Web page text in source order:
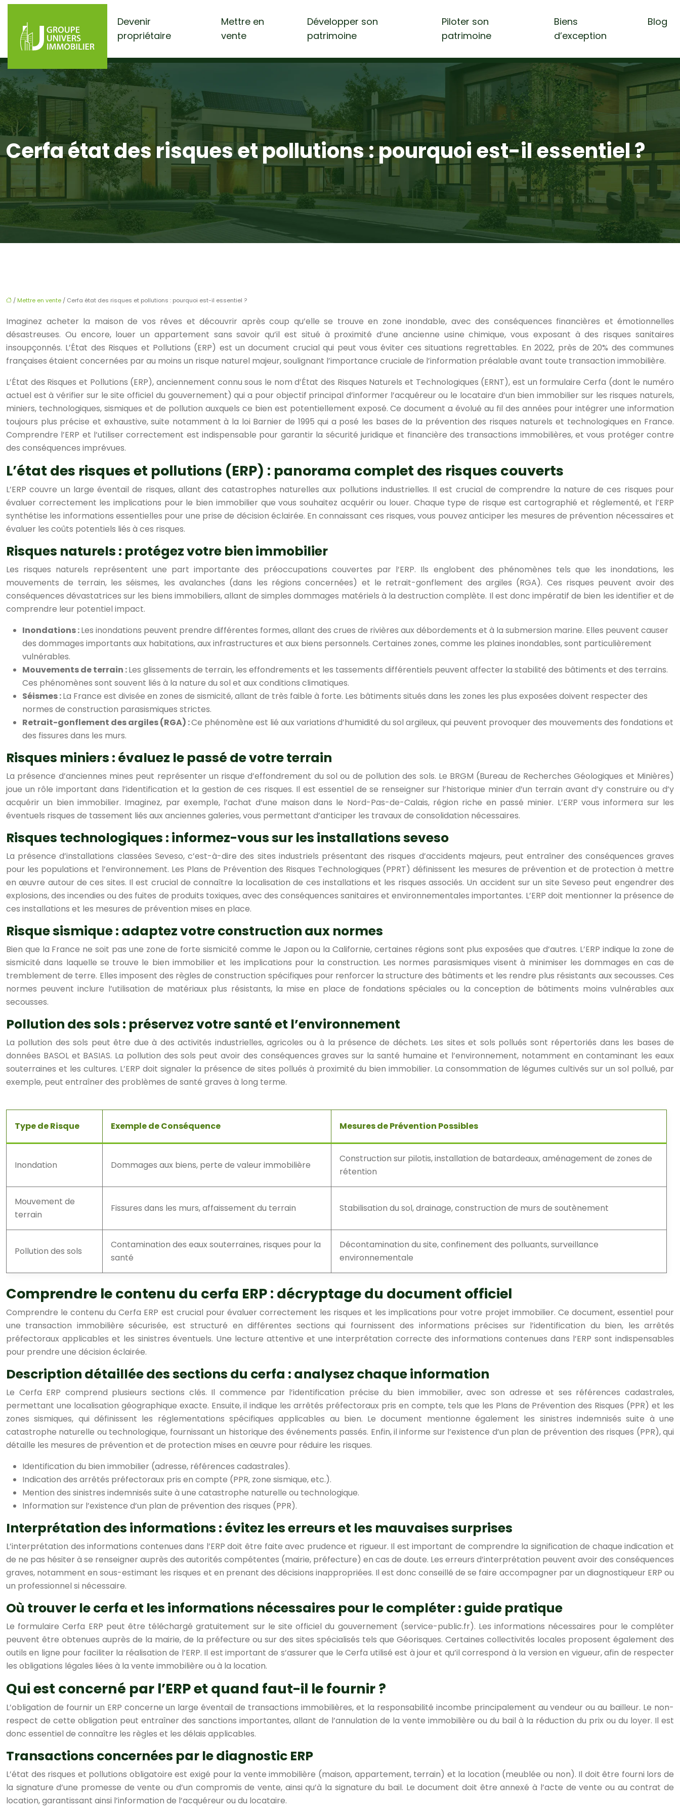
Devenir
propriétaire
Mettre en
vente
Développer son
patrimoine
Piloter son
patrimoine
Biens
d’exception
Blog
Cerfa état des risques et pollutions : pourquoi est-il essentiel ?
/ Mettre en vente / Cerfa état des risques et pollutions : pourquoi est-il essentiel ?
Imaginez acheter la maison de vos rêves et découvrir après coup qu’elle se trouve en zone inondable, avec des conséquences financières et émotionnelles
désastreuses. Ou encore, louer un appartement sans savoir qu’il est situé à proximité d’une ancienne usine chimique, vous exposant à des risques sanitaires
insoupçonnés. L’État des Risques et Pollutions (ERP) est un document crucial qui peut vous éviter ces situations regrettables. En 2022, près de 20% des communes
françaises étaient concernées par au moins un risque naturel majeur, soulignant l’importance cruciale de l’information préalable avant toute transaction immobilière.
L’État des Risques et Pollutions (ERP), anciennement connu sous le nom d’État des Risques Naturels et Technologiques (ERNT), est un formulaire Cerfa (dont le numéro
actuel est à vérifier sur le site officiel du gouvernement) qui a pour objectif principal d’informer l’acquéreur ou le locataire d’un bien immobilier sur les risques naturels,
miniers, technologiques, sismiques et de pollution auxquels ce bien est potentiellement exposé. Ce document a évolué au fil des années pour intégrer une information
toujours plus précise et exhaustive, suite notamment à la loi Barnier de 1995 qui a posé les bases de la prévention des risques naturels et technologiques en France.
Comprendre l’ERP et l’utiliser correctement est indispensable pour garantir la sécurité juridique et financière des transactions immobilières, et vous protéger contre
des conséquences imprévues.
L’état des risques et pollutions (ERP) : panorama complet des risques couverts
L’ERP couvre un large éventail de risques, allant des catastrophes naturelles aux pollutions industrielles. Il est crucial de comprendre la nature de ces risques pour
évaluer correctement les implications pour le bien immobilier que vous souhaitez acquérir ou louer. Chaque type de risque est cartographié et réglementé, et l’ERP
synthétise les informations essentielles pour une prise de décision éclairée. En connaissant ces risques, vous pouvez anticiper les mesures de prévention nécessaires et
évaluer les coûts potentiels liés à ces risques.
Risques naturels : protégez votre bien immobilier
Les risques naturels représentent une part importante des préoccupations couvertes par l’ERP. Ils englobent des phénomènes tels que les inondations, les
mouvements de terrain, les séismes, les avalanches (dans les régions concernées) et le retrait-gonflement des argiles (RGA). Ces risques peuvent avoir des
conséquences dévastatrices sur les biens immobiliers, allant de simples dommages matériels à la destruction complète. Il est donc impératif de bien les identifier et de
comprendre leur potentiel impact.
Inondations :Les inondations peuvent prendre différentes formes, allant des crues de rivières aux débordements et à la submersion marine. Elles peuvent causer
des dommages importants aux habitations, aux infrastructures et aux biens personnels. Certaines zones, comme les plaines inondables, sont particulièrement
vulnérables.
Mouvements de terrain :Les glissements de terrain, les effondrements et les tassements différentiels peuvent affecter la stabilité des bâtiments et des terrains.
Ces phénomènes sont souvent liés à la nature du sol et aux conditions climatiques.
Séismes :La France est divisée en zones de sismicité, allant de très faible à forte. Les bâtiments situés dans les zones les plus exposées doivent respecter des
normes de construction parasismiques strictes.
Retrait-gonflement des argiles (RGA) :Ce phénomène est lié aux variations d’humidité du sol argileux, qui peuvent provoquer des mouvements des fondations et
des fissures dans les murs.
Risques miniers : évaluez le passé de votre terrain
La présence d’anciennes mines peut représenter un risque d’effondrement du sol ou de pollution des sols. Le BRGM (Bureau de Recherches Géologiques et Minières)
joue un rôle important dans l’identification et la gestion de ces risques. Il est essentiel de se renseigner sur l’historique minier d’un terrain avant d’y construire ou d’y
acquérir un bien immobilier. Imaginez, par exemple, l’achat d’une maison dans le Nord-Pas-de-Calais, région riche en passé minier. L’ERP vous informera sur les
éventuels risques de tassement liés aux anciennes galeries, vous permettant d’anticiper les travaux de consolidation nécessaires.
Risques technologiques : informez-vous sur les installations seveso
La présence d’installations classées Seveso, c’est-à-dire des sites industriels présentant des risques d’accidents majeurs, peut entraîner des conséquences graves
pour les populations et l’environnement. Les Plans de Prévention des Risques Technologiques (PPRT) définissent les mesures de prévention et de protection à mettre
en œuvre autour de ces sites. Il est crucial de connaître la localisation de ces installations et les risques associés. Un accident sur un site Seveso peut engendrer des
explosions, des incendies ou des fuites de produits toxiques, avec des conséquences sanitaires et environnementales importantes. L’ERP doit mentionner la présence de
ces installations et les mesures de prévention mises en place.
Risque sismique : adaptez votre construction aux normes
Bien que la France ne soit pas une zone de forte sismicité comme le Japon ou la Californie, certaines régions sont plus exposées que d’autres. L’ERP indique la zone de
sismicité dans laquelle se trouve le bien immobilier et les implications pour la construction. Les normes parasismiques visent à minimiser les dommages en cas de
tremblement de terre. Elles imposent des règles de construction spécifiques pour renforcer la structure des bâtiments et les rendre plus résistants aux secousses. Ces
normes peuvent inclure l’utilisation de matériaux plus résistants, la mise en place de fondations spéciales ou la conception de bâtiments moins vulnérables aux
secousses.
Pollution des sols : préservez votre santé et l’environnement
La pollution des sols peut être due à des activités industrielles, agricoles ou à la présence de déchets. Les sites et sols pollués sont répertoriés dans les bases de
données BASOL et BASIAS. La pollution des sols peut avoir des conséquences graves sur la santé humaine et l’environnement, notamment en contaminant les eaux
souterraines et les cultures. L’ERP doit signaler la présence de sites pollués à proximité du bien immobilier. La consommation de légumes cultivés sur un sol pollué, par
exemple, peut entraîner des problèmes de santé graves à long terme.
Type de Risque Exemple de Conséquence Mesures de Prévention Possibles
Inondation Dommages aux biens, perte de valeur immobilière
Construction sur pilotis, installation de batardeaux, aménagement de zones de
rétention
Mouvement de
terrain
Fissures dans les murs, affaissement du terrain Stabilisation du sol, drainage, construction de murs de soutènement
Pollution des sols
Contamination des eaux souterraines, risques pour la
santé
Décontamination du site, confinement des polluants, surveillance
environnementale
Comprendre le contenu du cerfa ERP : décryptage du document officiel
Comprendre le contenu du Cerfa ERP est crucial pour évaluer correctement les risques et les implications pour votre projet immobilier. Ce document, essentiel pour
une transaction immobilière sécurisée, est structuré en différentes sections qui fournissent des informations précises sur l’identification du bien, les arrêtés
préfectoraux applicables et les sinistres éventuels. Une lecture attentive et une interprétation correcte des informations contenues dans l’ERP sont indispensables
pour prendre une décision éclairée.
Description détaillée des sections du cerfa : analysez chaque information
Le Cerfa ERP comprend plusieurs sections clés. Il commence par l’identification précise du bien immobilier, avec son adresse et ses références cadastrales,
permettant une localisation géographique exacte. Ensuite, il indique les arrêtés préfectoraux pris en compte, tels que les Plans de Prévention des Risques (PPR) et les
zones sismiques, qui définissent les réglementations spécifiques applicables au bien. Le document mentionne également les sinistres indemnisés suite à une
catastrophe naturelle ou technologique, fournissant un historique des événements passés. Enfin, il informe sur l’existence d’un plan de prévention des risques (PPR), qui
détaille les mesures de prévention et de protection mises en œuvre pour réduire les risques.
Identification du bien immobilier (adresse, références cadastrales).
Indication des arrêtés préfectoraux pris en compte (PPR, zone sismique, etc.).
Mention des sinistres indemnisés suite à une catastrophe naturelle ou technologique.
Information sur l’existence d’un plan de prévention des risques (PPR).
Interprétation des informations : évitez les erreurs et les mauvaises surprises
L’interprétation des informations contenues dans l’ERP doit être faite avec prudence et rigueur. Il est important de comprendre la signification de chaque indication et
de ne pas hésiter à se renseigner auprès des autorités compétentes (mairie, préfecture) en cas de doute. Les erreurs d’interprétation peuvent avoir des conséquences
graves, notamment en sous-estimant les risques et en prenant des décisions inappropriées. Il est donc conseillé de se faire accompagner par un diagnostiqueur ERP ou
un professionnel si nécessaire.
Où trouver le cerfa et les informations nécessaires pour le compléter : guide pratique
Le formulaire Cerfa ERP peut être téléchargé gratuitement sur le site officiel du gouvernement (service-public.fr). Les informations nécessaires pour le compléter
peuvent être obtenues auprès de la mairie, de la préfecture ou sur des sites spécialisés tels que Géorisques. Certaines collectivités locales proposent également des
outils en ligne pour faciliter la réalisation de l’ERP. Il est important de s’assurer que le Cerfa utilisé est à jour et qu’il correspond à la version en vigueur, afin de respecter
les obligations légales liées à la vente immobilière ou à la location.
Qui est concerné par l’ERP et quand faut-il le fournir ?
L’obligation de fournir un ERP concerne un large éventail de transactions immobilières, et la responsabilité incombe principalement au vendeur ou au bailleur. Le non-
respect de cette obligation peut entraîner des sanctions importantes, allant de l’annulation de la vente immobilière ou du bail à la réduction du prix ou du loyer. Il est
donc essentiel de connaître les règles et les délais applicables.
Transactions concernées par le diagnostic ERP
L’état des risques et pollutions obligatoire est exigé pour la vente immobilière (maison, appartement, terrain) et la location (meublée ou non). Il doit être fourni lors de
la signature d’une promesse de vente ou d’un compromis de vente, ainsi qu’à la signature du bail. Le document doit être annexé à l’acte de vente ou au contrat de
location, garantissant ainsi l’information de l’acquéreur ou du locataire.